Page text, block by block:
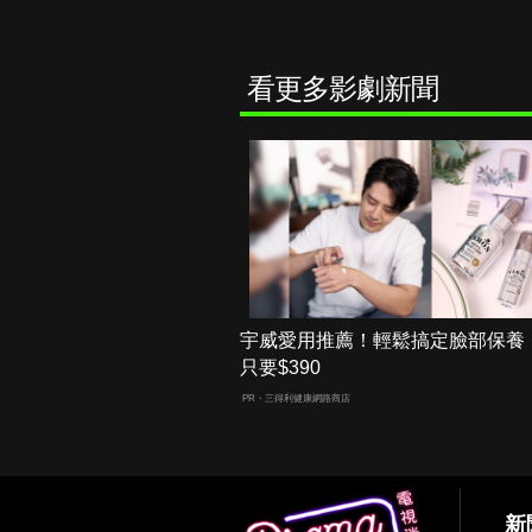
看更多影劇新聞
宇威愛用推薦！輕鬆搞定臉部保養
只要$390
PR・三得利健康網路商店
新